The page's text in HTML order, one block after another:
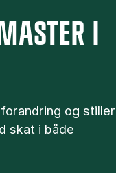
I
og stiller
skat i både